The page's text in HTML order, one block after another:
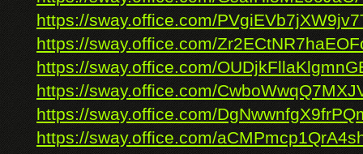
https://sway.office.com/
https://sway.office.com/
https://sway.office.com/
https://sway.office.com/
https://sway.office.com/
https://sway.office.com/